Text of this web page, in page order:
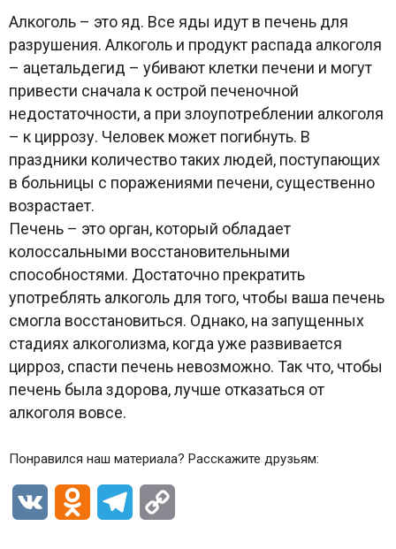
Алкоголь – это яд. Все яды идут в печень для
разрушения. Алкоголь и продукт распада алкоголя
– ацетальдегид – убивают клетки печени и могут
привести сначала к острой печеночной
недостаточности, а при злоупотреблении алкоголя
– к циррозу. Человек может погибнуть. В
праздники количество таких людей, поступающих
в больницы с поражениями печени, существенно
возрастает.
Печень – это орган, который обладает
колоссальными восстановительными
способностями. Достаточно прекратить
употреблять алкоголь для того, чтобы ваша печень
смогла восстановиться. Однако, на запущенных
стадиях алкоголизма, когда уже развивается
цирроз, спасти печень невозможно. Так что, чтобы
печень была здорова, лучше отказаться от
алкоголя вовсе.
Понравился наш материала? Расскажите друзьям:
VK Odnoklassniki
Telegram